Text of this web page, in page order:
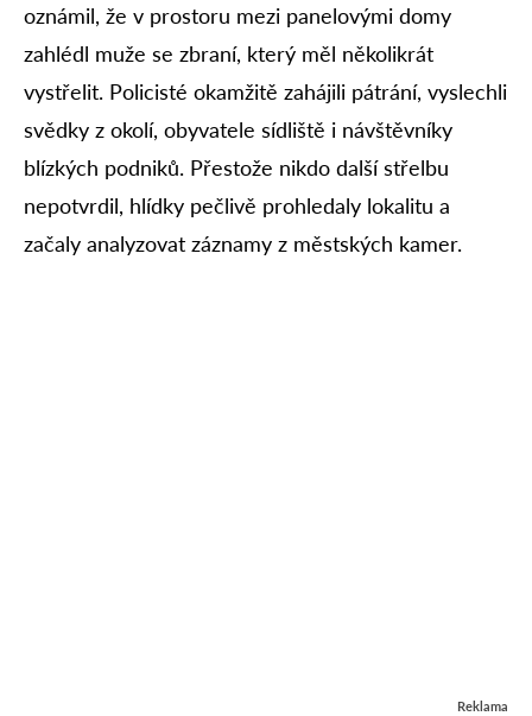
oznámil, že v prostoru mezi panelovými domy
zahlédl muže se zbraní, který měl několikrát
vystřelit. Policisté okamžitě zahájili pátrání, vyslechli
svědky z okolí, obyvatele sídliště i návštěvníky
blízkých podniků. Přestože nikdo další střelbu
nepotvrdil, hlídky pečlivě prohledaly lokalitu a
začaly analyzovat záznamy z městských kamer.
Reklama